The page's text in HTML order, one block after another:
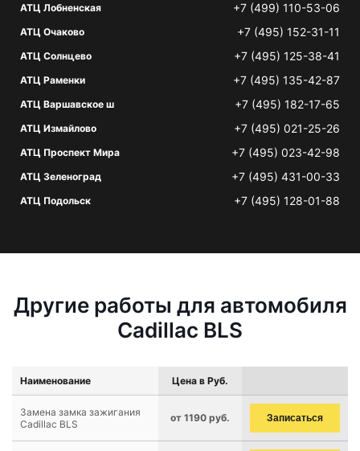
АТЦ Лобненская +7 (499) 110-53-06
АТЦ Очаково +7 (495) 152-31-11
АТЦ Солнцево +7 (495) 125-38-41
АТЦ Раменки +7 (495) 135-42-87
АТЦ Варшавское ш +7 (495) 182-17-65
АТЦ Измайлово +7 (495) 021-25-26
АТЦ Проспект Мира +7 (495) 023-42-98
АТЦ Зеленоград +7 (495) 431-00-33
АТЦ Подольск +7 (495) 128-01-88
Другие работы для автомобиля
Cadillac BLS
Наименование Цена в Руб.
Замена замка зажигания
Cadillac BLS
от 1190 руб. Записаться